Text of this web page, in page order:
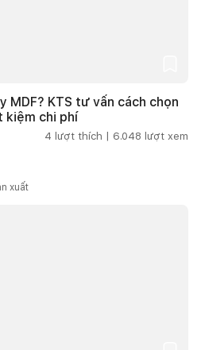
MDF? KTS tư vấn cách chọn
kiệm chi phí
4 lượt thích | 6.048 lượt xem
xuất